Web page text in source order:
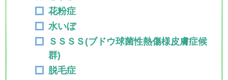
花粉症
水いぼ
ＳＳＳＳ(ブドウ球菌性熱傷様皮膚症候
群)
脱毛症